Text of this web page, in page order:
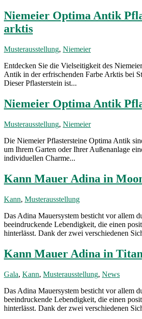
Niemeier Optima Antik
arktis
Musterausstellung, Niemeier
Entdecken Sie die Vielseitigkeit des
Antik in der erfrischenden Farbe Arktis bei
Dieser Pflasterstein ist...
Niemeier Optima Antik
Musterausstellung, Niemeier
Die Niemeier Pflastersteine Optima Antik
um Ihrem Garten oder Ihrer Außenanlage
individuellen Charme...
Kann Mauer Adina in
Kann, Musterausstellung
Das Adina Mauersystem besticht vor allem
beeindruckende Lebendigkeit, die einen
hinterlässt. Dank der zwei verschiedenen
Kann Mauer Adina in
Gala, Kann, Musterausstellung, News
Das Adina Mauersystem besticht vor allem
beeindruckende Lebendigkeit, die einen
hinterlässt. Dank der zwei verschiedenen